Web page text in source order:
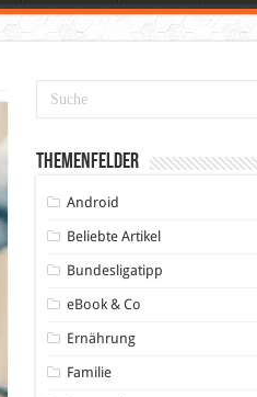
Themenfelder
Android
Beliebte Artikel
Bundesligatipp
eBook & Co
Ernährung
Familie